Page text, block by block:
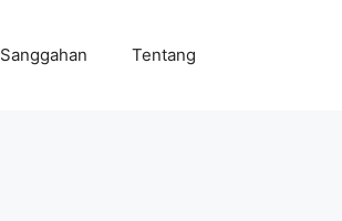
Sanggahan Tentang